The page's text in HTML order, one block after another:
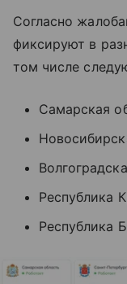
Согласно
фиксируют в
том числе
Самарская
Республика
Республика